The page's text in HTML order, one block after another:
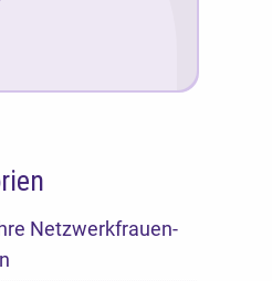
Netzwerkfrauen-